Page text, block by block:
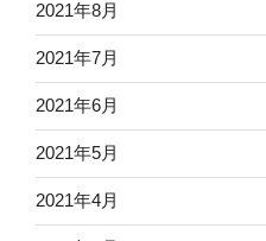
2021年8月
2021年7月
2021年6月
2021年5月
2021年4月